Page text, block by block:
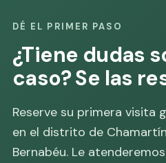
DÉ EL PRIMER PASO
¿Tiene dudas
caso? Se las
Reserve su primera visita
en el distrito de
Bernabéu. Le